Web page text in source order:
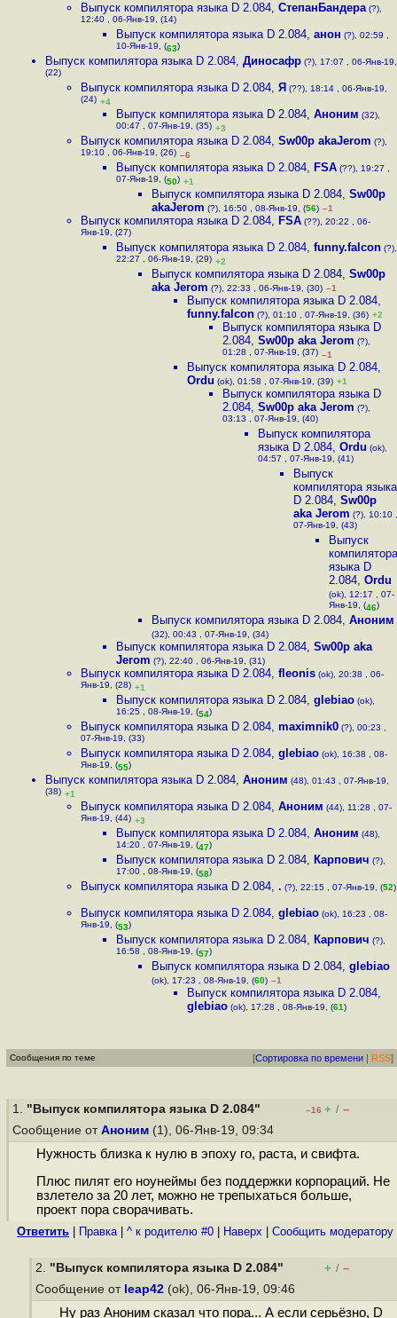
Выпуск компилятора языка D 2.084, СтепанБандера (?),
12:40 , 06-Янв-19, (14)
Выпуск компилятора языка D 2.084, анон (?), 02:59 ,
10-Янв-19, (63)
Выпуск компилятора языка D 2.084, Диносафр (?), 17:07 , 06-Янв-19,
(22)
Выпуск компилятора языка D 2.084, Я (??), 18:14 , 06-Янв-19,
(24) +4
Выпуск компилятора языка D 2.084, Аноним (32),
00:47 , 07-Янв-19, (35) +3
Выпуск компилятора языка D 2.084, Sw00p akaJerom (?),
19:10 , 06-Янв-19, (26) –6
Выпуск компилятора языка D 2.084, FSA (??), 19:27 ,
07-Янв-19, (50) +1
Выпуск компилятора языка D 2.084, Sw00p
akaJerom (?), 16:50 , 08-Янв-19, (56) –1
Выпуск компилятора языка D 2.084, FSA (??), 20:22 , 06-
Янв-19, (27)
Выпуск компилятора языка D 2.084, funny.falcon (?),
22:27 , 06-Янв-19, (29) +2
Выпуск компилятора языка D 2.084, Sw00p
aka Jerom (?), 22:33 , 06-Янв-19, (30) –1
Выпуск компилятора языка D 2.084,
funny.falcon (?), 01:10 , 07-Янв-19, (36) +2
Выпуск компилятора языка D
2.084, Sw00p aka Jerom (?),
01:28 , 07-Янв-19, (37) –1
Выпуск компилятора языка D 2.084,
Ordu (ok), 01:58 , 07-Янв-19, (39) +1
Выпуск компилятора языка D
2.084, Sw00p aka Jerom (?),
03:13 , 07-Янв-19, (40)
Выпуск компилятора
языка D 2.084, Ordu (ok),
04:57 , 07-Янв-19, (41)
Выпуск
компилятора языка
D 2.084, Sw00p
aka Jerom (?), 10:10 ,
07-Янв-19, (43)
Выпуск
компилятора
языка D
2.084, Ordu
(ok), 12:17 , 07-
Янв-19, (46)
Выпуск компилятора языка D 2.084, Аноним
(32), 00:43 , 07-Янв-19, (34)
Выпуск компилятора языка D 2.084, Sw00p aka
Jerom (?), 22:40 , 06-Янв-19, (31)
Выпуск компилятора языка D 2.084, fleonis (ok), 20:38 , 06-
Янв-19, (28) +1
Выпуск компилятора языка D 2.084, glebiao (ok),
16:25 , 08-Янв-19, (54)
Выпуск компилятора языка D 2.084, maximnik0 (?), 00:23 ,
07-Янв-19, (33)
Выпуск компилятора языка D 2.084, glebiao (ok), 16:38 , 08-
Янв-19, (55)
Выпуск компилятора языка D 2.084, Аноним (48), 01:43 , 07-Янв-19,
(38) +1
Выпуск компилятора языка D 2.084, Аноним (44), 11:28 , 07-
Янв-19, (44) +3
Выпуск компилятора языка D 2.084, Аноним (48),
14:20 , 07-Янв-19, (47)
Выпуск компилятора языка D 2.084, Карпович (?),
17:00 , 08-Янв-19, (58)
Выпуск компилятора языка D 2.084, . (?), 22:15 , 07-Янв-19, (52)
Выпуск компилятора языка D 2.084, glebiao (ok), 16:23 , 08-
Янв-19, (53)
Выпуск компилятора языка D 2.084, Карпович (?),
16:58 , 08-Янв-19, (57)
Выпуск компилятора языка D 2.084, glebiao
(ok), 17:23 , 08-Янв-19, (60) –1
Выпуск компилятора языка D 2.084,
glebiao (ok), 17:28 , 08-Янв-19, (61)
Сообщения по теме [Сортировка по времени | RSS]
1. "Выпуск компилятора языка D 2.084" –16 + / –
Сообщение от Аноним (1), 06-Янв-19, 09:34
Нужность близка к нулю в эпоху го, раста, и свифта.
Плюс пилят его ноунеймы без поддержки корпораций. Не
взлетело за 20 лет, можно не трепыхаться больше,
проект пора сворачивать.
Ответить Правка| ^ к родителю #0 Наверх Cообщить модератору
2. "Выпуск компилятора языка D 2.084" + / –
Сообщение от leap42 (ok), 06-Янв-19, 09:46
Ну раз Аноним сказал что пора... А если серьёзно, D